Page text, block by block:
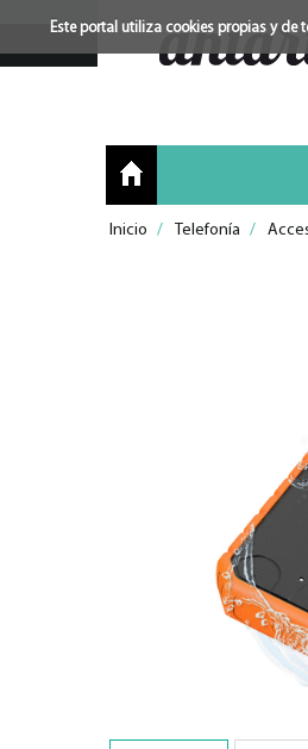
Este portal utiliza cookies propias y
Inicio / Telefonía /